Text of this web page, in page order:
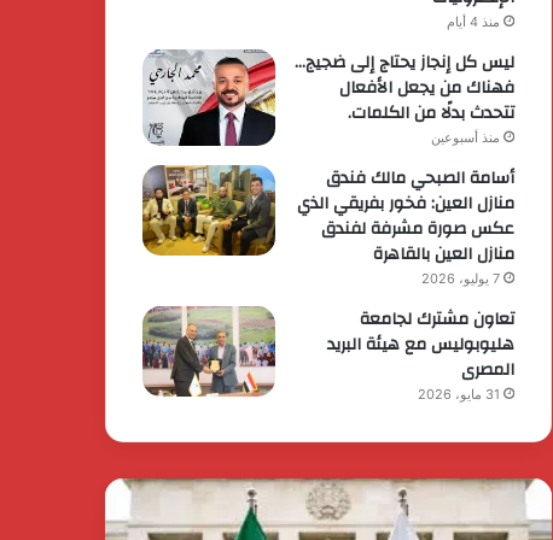
منذ 4 أيام
ليس كل إنجاز يحتاج إلى ضجيج…
فهناك من يجعل الأفعال
تتحدث بدلًا من الكلمات.
منذ أسبوعين
أسامة الصبحي مالك فندق
منازل العين: فخور بفريقي الذي
عكس صورة مشرفة لفندق
منازل العين بالقاهرة
7 يوليو، 2026
تعاون مشترك لجامعة
هليوبوليس مع هيئة البريد
المصرى
31 مايو، 2026
رئيس
الرئيس